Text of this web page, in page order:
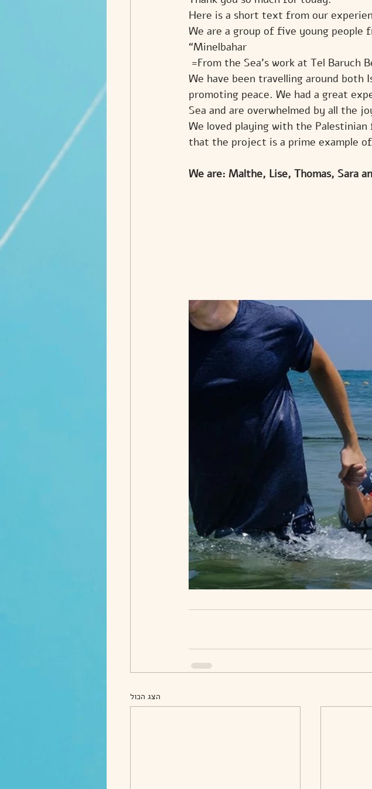
Here is a short text from our
We are a group of five young people
“Minelbahar
=From the Sea’s work at Tel Baruch
We have been travelling around both
promoting peace. We had a great
Sea and are overwhelmed by all the
We loved playing with the
that the project is a prime example
We are: Malthe, Lise, Thomas, Sara
הצג הכול